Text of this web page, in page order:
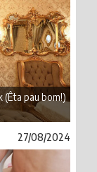
(Êta pau bom!)
27/08/2024